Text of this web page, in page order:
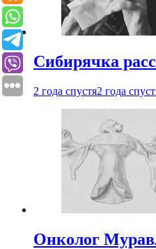
Сибирячка
2 года спустя2 года
Онколог